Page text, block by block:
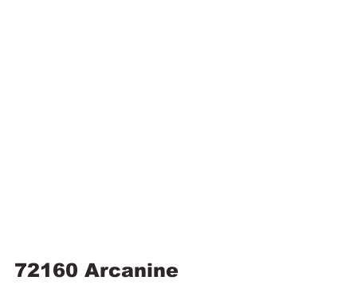
72160 Arcanine